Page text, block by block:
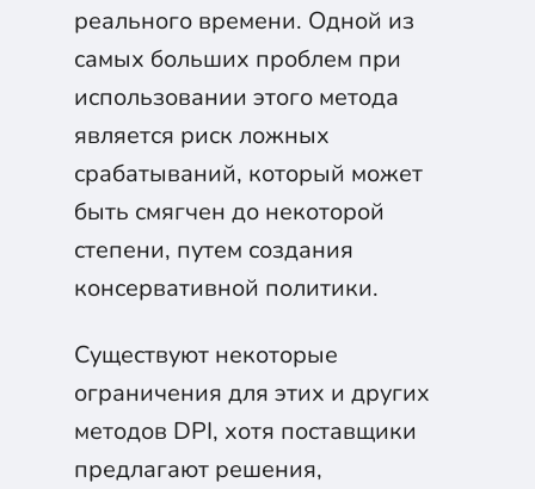
реального времени. Одной из
самых больших проблем при
использовании этого метода
является риск ложных
срабатываний, который может
быть смягчен до некоторой
степени, путем создания
консервативной политики.
Существуют некоторые
ограничения для этих и других
методов DPI, хотя поставщики
предлагают решения,